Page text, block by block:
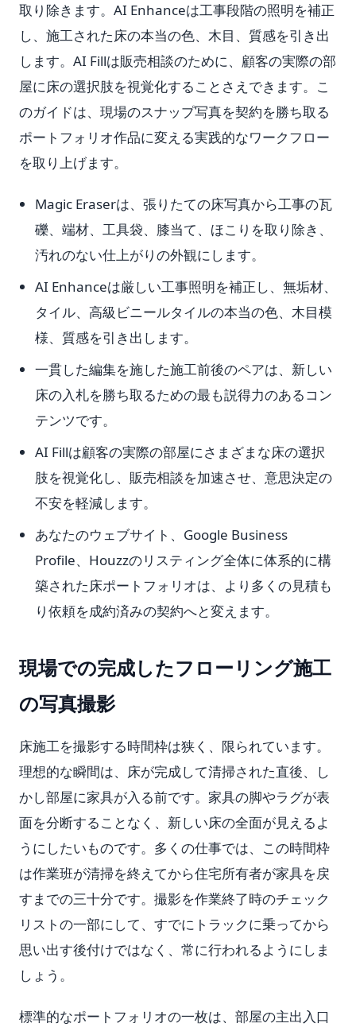
取り除きます。AI Enhanceは工事段階の照明を補正
し、施工された床の本当の色、木目、質感を引き出
します。AI Fillは販売相談のために、顧客の実際の部
屋に床の選択肢を視覚化することさえできます。こ
のガイドは、現場のスナップ写真を契約を勝ち取る
ポートフォリオ作品に変える実践的なワークフロー
を取り上げます。
Magic Eraserは、張りたての床写真から工事の瓦
礫、端材、工具袋、膝当て、ほこりを取り除き、
汚れのない仕上がりの外観にします。
AI Enhanceは厳しい工事照明を補正し、無垢材、
タイル、高級ビニールタイルの本当の色、木目模
様、質感を引き出します。
一貫した編集を施した施工前後のペアは、新しい
床の入札を勝ち取るための最も説得力のあるコン
テンツです。
AI Fillは顧客の実際の部屋にさまざまな床の選択
肢を視覚化し、販売相談を加速させ、意思決定の
不安を軽減します。
あなたのウェブサイト、Google Business
Profile、Houzzのリスティング全体に体系的に構
築された床ポートフォリオは、より多くの見積も
り依頼を成約済みの契約へと変えます。
現場での完成したフローリング施工
の写真撮影
床施工を撮影する時間枠は狭く、限られています。
理想的な瞬間は、床が完成して清掃された直後、し
かし部屋に家具が入る前です。家具の脚やラグが表
面を分断することなく、新しい床の全面が見えるよ
うにしたいものです。多くの仕事では、この時間枠
は作業班が清掃を終えてから住宅所有者が家具を戻
すまでの三十分です。撮影を作業終了時のチェック
リストの一部にして、すでにトラックに乗ってから
思い出す後付けではなく、常に行われるようにしま
しょう。
標準的なポートフォリオの一枚は、部屋の主出入口